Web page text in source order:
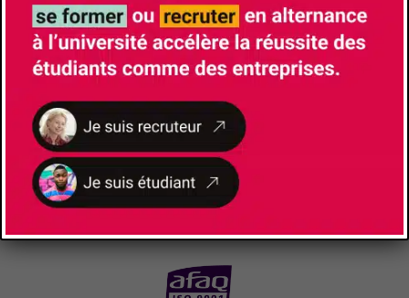
NOSCERTIFICATIONS ET LABELS